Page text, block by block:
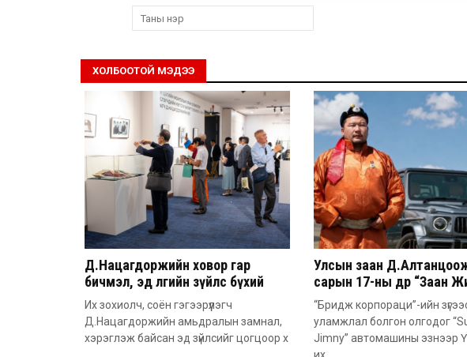
ХОЛБООТОЙ МЭДЭЭ
Д.Нацагдоржийн ховор гар
бичмэл, эд өлгийн зүйлс бүхий
тусгай үзэсгэлэнг нээлээ
Их зохиолч, соён гэгээрүүлэгч
Д.Нацагдоржийн амьдралын замнал,
хэрэглэж байсан эд зүйлсийг цогцоор х
Улсын заан
сарын 17-ны өдөр “Заан
автомашинаа гардан
“Бридж корпораци”-ийн
уламжлал болгон олгодог
Jimny” автомашины эзнээр